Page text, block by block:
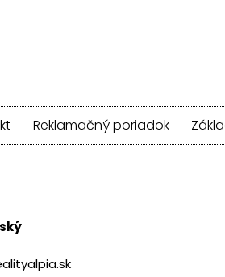
Reklamačný poriadok